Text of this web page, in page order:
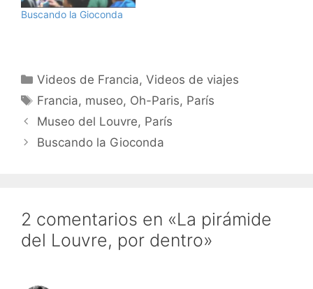
Suscríbete a los vídeos
de viajes de hombrelobo
Buscando la Gioconda
Categorías
Videos de Francia,Videos de viajes
Etiquetas
Francia, museo, Oh-Paris, París
Museo del Louvre, París
Buscando la Gioconda
2 comentarios en «La pirámide
del Louvre, por dentro»